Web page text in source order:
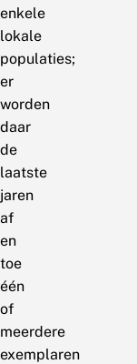
enkele
lokale
populaties;
er
worden
daar
de
laatste
jaren
af
en
toe
één
of
meerdere
exemplaren